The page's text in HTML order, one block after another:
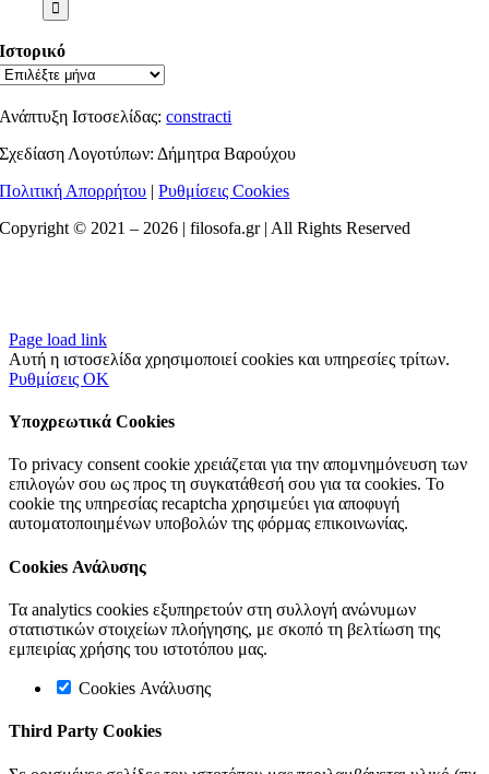
Ιστορικό
Ανάπτυξη Ιστοσελίδας:constracti
Σχεδίαση Λογοτύπων: Δήμητρα Βαρούχου
Πολιτική Απορρήτου |Ρυθμίσεις Cookies
Copyright © 2021 – 2026 | filosofa.gr | All Rights Reserved
Page load link
Αυτή η ιστοσελίδα χρησιμοποιεί cookies και υπηρεσίες τρίτων.
Ρυθμίσεις OK
Υποχρεωτικά Cookies
Το privacy consent cookie χρειάζεται για την απομνημόνευση των
επιλογών σου ως προς τη συγκατάθεσή σου για τα cookies. Το
cookie της υπηρεσίας recaptcha χρησιμεύει για αποφυγή
αυτοματοποιημένων υποβολών της φόρμας επικοινωνίας.
Cookies Ανάλυσης
Τα analytics cookies εξυπηρετούν στη συλλογή ανώνυμων
στατιστικών στοιχείων πλοήγησης, με σκοπό τη βελτίωση της
εμπειρίας χρήσης του ιστοτόπου μας.
Cookies Ανάλυσης
Third Party Cookies